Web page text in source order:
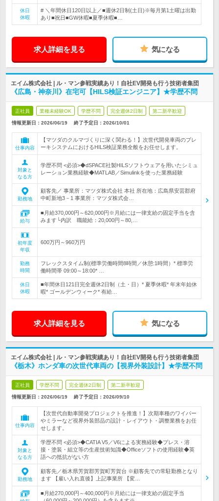
休日
休暇
# ＼年間休日120日以上／■週休2日制(土日)※毎月第1土曜は出勤
あり■祝日■GW休暇■夏季休暇■…
求人詳細を見る 気になる
エイム株式会社 | ル・マン参戦実績あり！自社EV開発も行う技術者集団
《広島・神奈川》在宅可【HILS検証エンジニア】★学歴不問
正社員 業種未経験OK 学歴不問 完全週休2日制 第二新卒歓迎
情報更新日：2026/06/19 終了予定日： 2026/10/01
仕事内容
【マツダのクルマづくりに深く関わる！】次世代開発車両のブレ
ーキシステムにおけるHILS検証業務全般をお任せします。
対象と
なる方
学歴不問 <必須>◆dSPACE社製HILSソフトウェアを用いたシミュ
レーション業務経験◆MATLAB／Simulinkを使った業務経験
勤務地
顧客先／ 事業所：マツダ株式会社 本社 所在地：広島県安芸郡府
中町新地3－1 事業所：マツダ株式会…
給与
■月給370,000円～620,000円※月給には一律支給の固定手当を含
みます└内訳 職能給：20,000円～80,…
初年度
年収
600万円～960万円
勤務
時間
フレックスタイム制(標準労働時間8時間／休憩:1時間）* 標準労
働時間帯 09:00～18:00* …
休日
休暇
■年間休日121日完全週休2日制（土・日）* 夏季休暇* 年末年始休
暇* ゴールデンウィーク* 有給…
求人詳細を見る 気になる
エイム株式会社 | ル・マン参戦実績あり！自社EV開発も行う技術者集団
《栃木》ホンダ車の次世代車両の【視界外装設計】★学歴不問
正社員 学歴不問 完全週休2日制 第二新卒歓迎
情報更新日：2026/06/19 終了予定日： 2026/09/10
仕事内容
【次世代自動車開発プロジェクトを推進！】次期車種のワイパー
やミラーなど視界外装部品の設計・レイアウト・調整業務をお任
せします。
対象と
なる方
学歴不問 <必須>◆CATIA V5／V6による実務経験◆プレス・溶
接・塗装・組立等の生産技術知識◆Officeソフトの使用経験◆英
語への抵抗がない方
勤務地
顧客先／栃木県芳賀郡芳賀町芳賀台 ※顧客先での常駐勤務となり
ます 【雇い入れ直後】上記事業所 【変…
■月給270,000円～400,000円※月給には一律支給の固定手当